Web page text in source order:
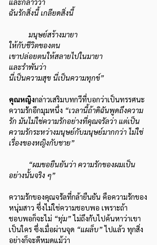
ฉันรักสิ่งนี้ เกลียดสิ่งนี้
	มนุษย์สร้างมายา
ให้กับชีวิตของตน
เขาปล่อยตนให้สลายไปในมายา
และรำพันว่า
นี่เป็นความสุข นี่เป็นความทุกข์”
คุณหญิงกล่าวเสริมบทกวีที่บอกว่าเป็นทรรศนะ
ความรักอีกมุมหนึ่ง “เวลานี้ถ้าดิฉันพูดถึงความ
รัก มันไม่ใช่ความรักอย่างที่คุณจรัลว่า แต่เป็น
ความรักระหว่างมนุษย์กับมนุษย์มากกว่า ไม่ใช่
เรื่องของหญิงกับชาย”
“ผมขอยืนยันว่า ความรักของผมเป็น
อย่างนั้นจริง ๆ”
ความรักของคุณจรัลที่กล้ายืนยัน คือความรักของ
หนุ่มสาว ซึ่งไม่ใช่ความชอบพอ เพราะถ้า
ชอบพอก็จะไม่ “ทุ่ม” ไม่ถึงกับไปค้นหาว่าเขา
เป็นใคร ซึ่งเมื่อผ่านจุด “แผล็บ” ไปแล้ว ทุกสิ่ง
อย่างก็จะดีหมดแม้ว่า